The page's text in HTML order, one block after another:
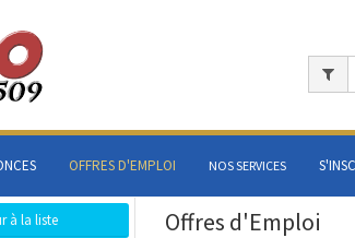
OFFRES D'EMPLOI NOS SERVICES
à la liste Offres d'Emploi